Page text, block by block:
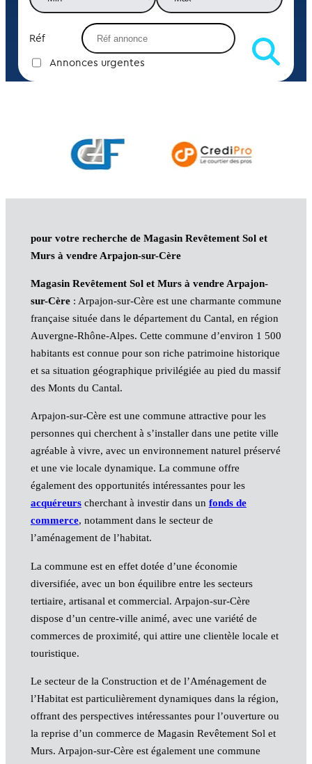
Réf
Annonces urgentes
pour votre recherche de Magasin Revêtement Sol et
Murs à vendre Arpajon-sur-Cère
Magasin Revêtement Sol et Murs à vendre Arpajon-
sur-Cère: Arpajon-sur-Cère est une charmante commune
française située dans le département du Cantal, en région
Auvergne-Rhône-Alpes. Cette commune d’environ 1 500
habitants est connue pour son riche patrimoine historique
et sa situation géographique privilégiée au pied du massif
des Monts du Cantal.
Arpajon-sur-Cère est une commune attractive pour les
personnes qui cherchent à s’installer dans une petite ville
agréable à vivre, avec un environnement naturel préservé
et une vie locale dynamique. La commune offre
également des opportunités intéressantes pour les
acquéreurscherchant à investir dans un fonds de
commerce, notamment dans le secteur de
l’aménagement de l’habitat.
La commune est en effet dotée d’une économie
diversifiée, avec un bon équilibre entre les secteurs
tertiaire, artisanal et commercial. Arpajon-sur-Cère
dispose d’un centre-ville animé, avec une variété de
commerces de proximité, qui attire une clientèle locale et
touristique.
Le secteur de la Construction et de l’Aménagement de
l’Habitat est particulièrement dynamiques dans la région,
offrant des perspectives intéressantes pour l’ouverture ou
la reprise d’un commerce de Magasin Revêtement Sol et
Murs. Arpajon-sur-Cère est également une commune